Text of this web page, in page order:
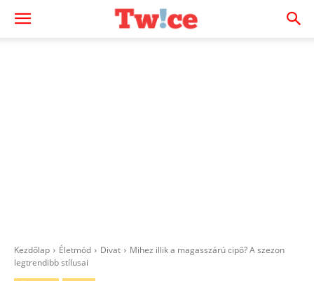
Kezdőlap Életmód Divat
Mihez illik a magasszárú cipő? A szezon
legtrendibb stílusai